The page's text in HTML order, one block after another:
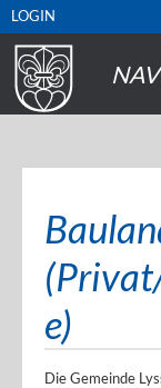
LOGIN
e)
Die Gemeinde